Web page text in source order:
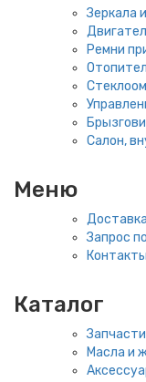
Зеркала
Ремни
Салон,
Меню
Запрос
Контакты
Каталог
Масла и